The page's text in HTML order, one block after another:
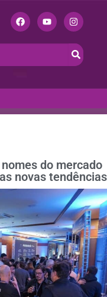
do mercado
novas tendências